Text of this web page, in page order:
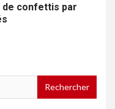
de confettis par